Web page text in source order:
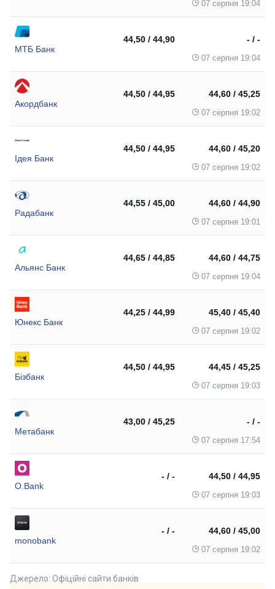
07 серпня 19:04
МТБ Банк
44,50 / 44,90 - / -
07 серпня 19:04
Акордбанк
44,50 / 44,95 44,60 / 45,25
07 серпня 19:02
Ідея Банк
44,50 / 44,95 44,60 / 45,20
07 серпня 19:02
Радабанк
44,55 / 45,00 44,60 / 44,90
07 серпня 19:01
Альянс Банк
44,65 / 44,85 44,60 / 44,75
07 серпня 19:04
Юнекс Банк
44,25 / 44,99 45,40 / 45,40
07 серпня 19:02
Бізбанк
44,50 / 44,95 44,45 / 45,25
07 серпня 19:03
Метабанк
43,00 / 45,25 - / -
07 серпня 17:54
O.Bank
- / - 44,50 / 44,95
07 серпня 19:03
monobank
- / - 44,60 / 45,00
07 серпня 19:02
Джерело: Офіційні сайти банків